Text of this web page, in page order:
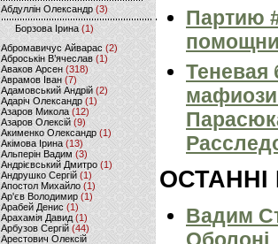
Абдуллін Олександр (3)
Борзова Ірина(1)
Абромавичус Айварас (2)
Аброськін В’ячеслав(1)
Аваков Арсен (318)
Аврамов Іван (7)
Адамовський Андрій(2)
Адаріч Олександр (1)
Азаров Микола (12)
Азаров Олексій (9)
Акименко Олександр(1)
Акімова Ірина(13)
Альперін Вадим (3)
Андрієвський Дмитро(1)
Андрушко Сергій(1)
Апостол Михайло(1)
Ар'єв Володимир (1)
Арабей Денис(1)
Арахамія Давид (1)
Арбузов Сергій (44)
Арестович Олексій
Партию
Теневая
ОСТАННІ
Вадим